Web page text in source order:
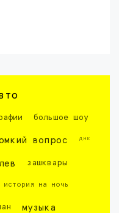
большое шоу
вопрос днк
зашквары
история на ночь
музыка